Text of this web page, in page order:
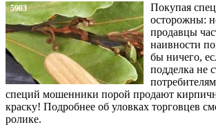
5903
Покупая
осторожны:
продавцы
наивности
бы ничего,
подделка не
специй мошенники порой продают
краску! Подробнее об уловках торговцев
ролике.